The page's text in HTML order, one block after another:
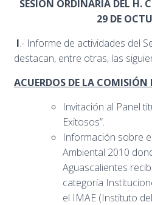
SESIÓN ORDINARIA DEL H.
29 DE
I.- Informe de actividades del
destacan, entre otras, las
ACUERDOS DE LA COMISIÓN
Invitación al Panel
Exitosos”.
Información sobre
Ambiental 2010
Aguascalientes
categoría
el IMAE (Instituto